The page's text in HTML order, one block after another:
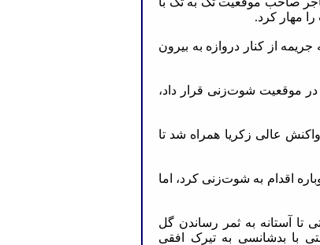
مهار کرد.
از کنار دروازه به بیرون
در موقعیت شوت‌زنی قرار داد،
واکنش عالی زکریا همراه شد تا
اقدام به شوت‌زنی کرد، اما
تا آستانه به ثمر رساندن گل
با بدشانسی به تیرک افقی